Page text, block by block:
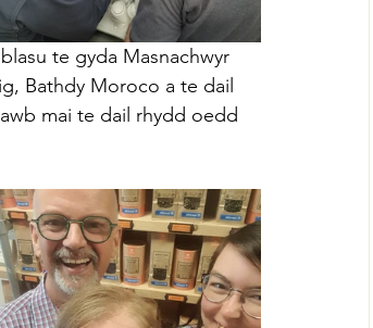
te gyda Masnachwyr
Bathdy Moroco a te dail
mai te dail rhydd oedd